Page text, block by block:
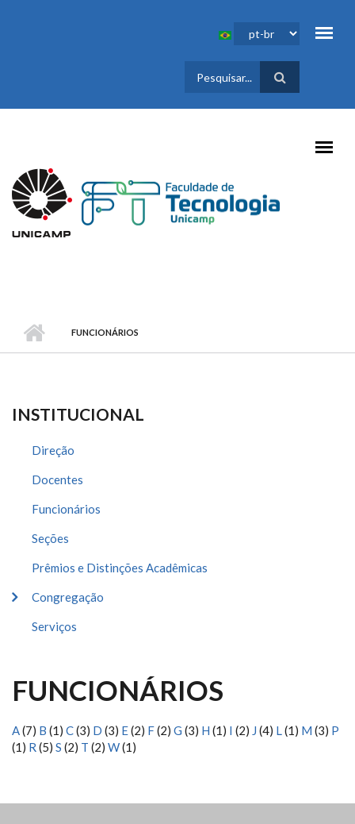
FORMULÁRIO
DE BUSCA
FUNCIONÁRIOS
INSTITUCIONAL
Direção
Docentes
Funcionários
Seções
Prêmios e Distinções Acadêmicas
Congregação
Serviços
FUNCIONÁRIOS
A(7) B (1) C(3) D (3) E(2) F(2) G (3) H (1) I (2) J (4) L(1) M (3) P
(1) R (5) S (2) T (2) W(1)